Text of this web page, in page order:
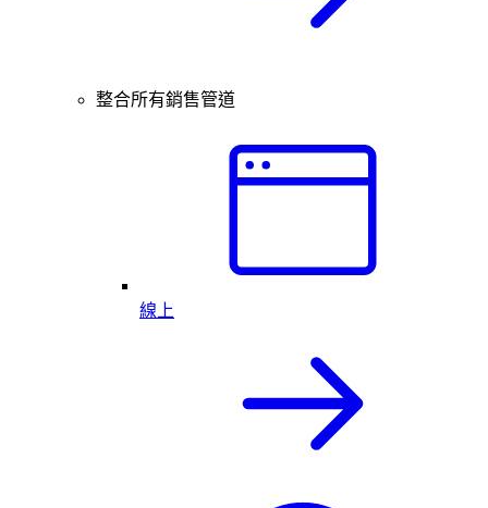
整合所有銷售管道
線上